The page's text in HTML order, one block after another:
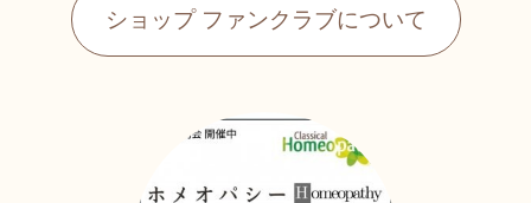
ショップ ファンクラブについて